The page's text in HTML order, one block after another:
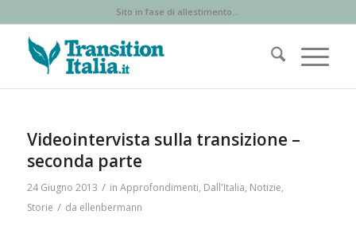
Sito in fase di allestimento...
Videointervista sulla transizione –
seconda parte
24 Giugno 2013 / in Approfondimenti, Dall'Italia, Notizie,
Storie / da ellenbermann